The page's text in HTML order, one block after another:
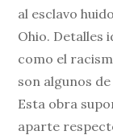
al esclavo
Ohio. Detalles
como el
son algunos
Esta obra
aparte